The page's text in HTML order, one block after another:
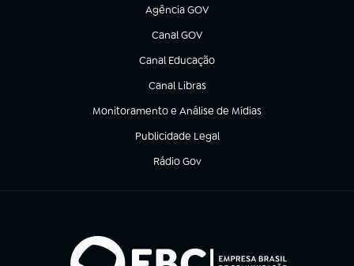
Agência GOV
(abre em nova aba)
Canal GOV
(abre em nova aba)
Canal Educação
(abre em nova aba)
Canal Libras
(abre em nova aba)
Monitoramento e Análise de Mídias
(abre em nova aba)
Publicidade Legal
(abre em nova aba)
Rádio Gov
(abre em nova aba)